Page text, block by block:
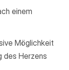
einem
Möglichkeit
des Herzens